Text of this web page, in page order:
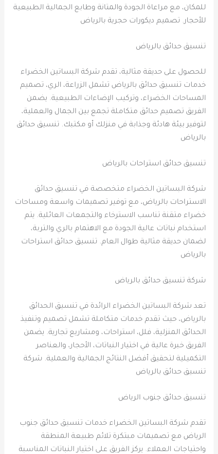
للمكان، مع مراعاة الجودة والمتانة وطابع الجمالية الطبيعية
للأحجار. تصميم ديكورات حجرية بالرياض
تنسيق حدائق بالرياض
للحصول على حديقة مثالية، تقدم شركة البساتين الخضراء
خدمات تنسيق حدائق بالرياض تشمل الزراعة، الري، تصميم
المساحات الخضراء، وتركيب الإضاءات الطبيعية. يضمن
الفريق تصميم حدائق متكاملة تجمع بين الجمال والعملية،
لتوفير بيئة هادئة وجذابة في منزلك أو مكتبك. تنسيق حدائق
بالرياض
تنسيق حدائق استراحات بالرياض
شركة البساتين الخضراء متخصصة في تنسيق حدائق
الاستراحات بالرياض، مع توفير تصميمات واسعة ومساحات
خضراء متقنة تناسب الاسترخاء والتجمعات العائلية. يتم
استخدام نباتات عالية الجودة مع الاهتمام بالري والتربة،
لضمان حديقة مثالية طوال العام. تنسيق حدائق استراحات
بالرياض
شركة تنسيق حدائق بالرياض
تعد شركة البساتين الخضراء الرائدة في تنسيق الحدائق
بالرياض، حيث تقدم خدمات متكاملة تشمل تصميم وتنفيذ
الحدائق المنزلية، فلل، استراحات، ومشاريع تجارية. يضمن
الفريق خبرة عالية في اختيار النباتات، الأحجار، والعناصر
التكميلية لتحقيق أفضل النتائج الجمالية والعملية. شركة
تنسيق حدائق بالرياض
تنسيق حدائق جنوب الرياض
تقدم شركة البساتين الخضراء خدمات تنسيق حدائق جنوب
الرياض مع تصميمات مبتكرة تلائم طبيعة المنطقة
واحتياجات العملاء. يركز الفريق على اختيار النباتات المناسبة